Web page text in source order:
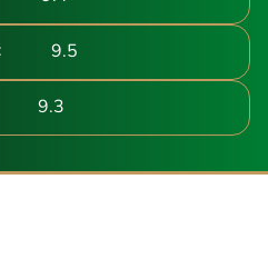
9.5
9.3